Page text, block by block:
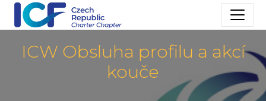
ICW Obsluha profilu a akcí
kouče